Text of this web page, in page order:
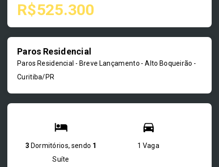
R$525.300
Paros Residencial
Paros Residencial - Breve Lançamento -Alto Boqueirão -
Curitiba/PR
3 Dormitórios, sendo 1
Suíte
1 Vaga